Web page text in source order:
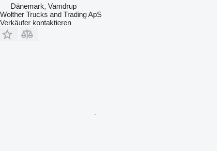
Dänemark, Vamdrup
Wolther Trucks and Trading ApS
Verkäufer kontaktieren